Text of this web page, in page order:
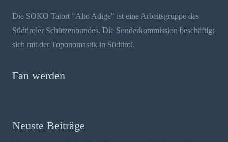
Die SOKO Tatort "Alto Adige" ist eine Arbeitsgruppe des
Südtiroler Schützenbundes. Die Sonderkommission beschäftigt
sich mit der Toponomastik in Südtirol.
Fan werden
Neuste Beiträge